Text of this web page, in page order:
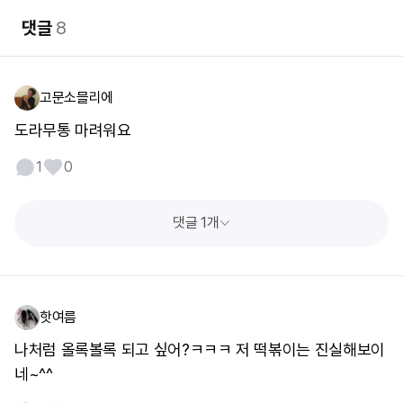
댓글8
고문소믈리에
도라무통 마려워요
1 0
댓글 1개
핫여름
나처럼 올록볼록 되고 싶어?ㅋㅋㅋ 저 떡볶이는 진실해보이
네~^^